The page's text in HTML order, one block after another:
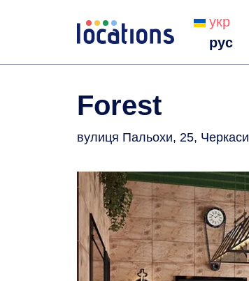
укр
рус
Forest
вулиця Пальохи, 25, Черкаси